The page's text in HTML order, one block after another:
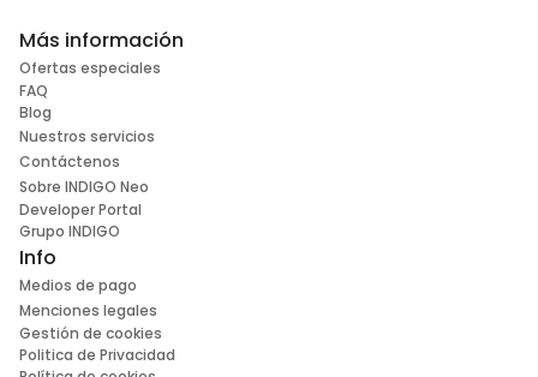
Más información
Ofertas especiales
FAQ
Blog
Nuestros servicios
Contáctenos
Sobre INDIGO Neo
Developer Portal
Grupo INDIGO
Info
Medios de pago
Menciones legales
Gestión de cookies
Politica de Privacidad